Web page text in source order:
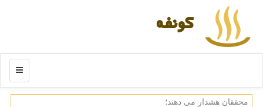
كونفه
منو
محققان هشدار می دهند؛